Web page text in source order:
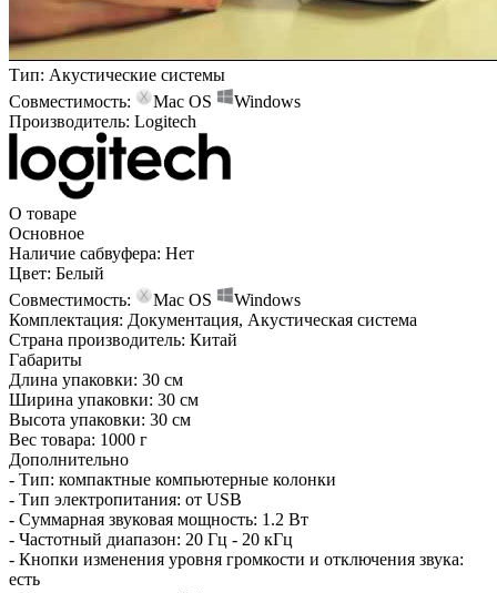
Тип: Акустические системы
Совместимость:
Mac OS
Windows
Производитель: Logitech
О товаре
Основное
Наличие сабвуфера: Нет
Цвет: Белый
Совместимость:
Mac OS
Windows
Комплектация: Документация, Акустическая система
Страна производитель: Китай
Габариты
Длина упаковки: 30 см
Ширина упаковки: 30 см
Высота упаковки: 30 см
Вес товара: 1000 г
Дополнительно
- Тип: компактные компьютерные колонки
- Тип электропитания: от USB
- Суммарная звуковая мощность: 1.2 Вт
- Частотный диапазон: 20 Гц - 20 кГц
- Кнопки изменения уровня громкости и отключения звука:
есть